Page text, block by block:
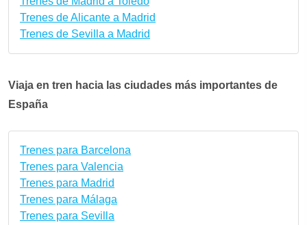
Trenes de Alicante a Madrid
Trenes de Sevilla a Madrid
Viaja en tren hacia las ciudades más importantes de
España
Trenes para Barcelona
Trenes para Valencia
Trenes para Madrid
Trenes para Málaga
Trenes para Sevilla